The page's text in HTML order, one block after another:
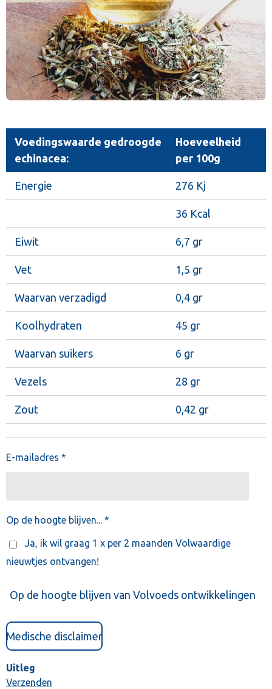
Voedingswaarde gedroogde
echinacea:
Hoeveelheid
per 100g
Energie 276 Kj
36 Kcal
Eiwit 6,7 gr
Vet 1,5 gr
Waarvan verzadigd 0,4 gr
Koolhydraten 45 gr
Waarvan suikers 6 gr
Vezels 28 gr
Zout 0,42 gr
E-mailadres *
Op de hoogte blijven... *
Ja, ik wil graag 1 x per 2 maanden Volwaardige
nieuwtjes ontvangen!
Op de hoogte blijven van Volvoeds ontwikkelingen
Medische disclaimer
Uitleg
Verzenden